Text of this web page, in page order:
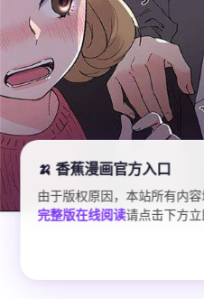
🍌 香蕉漫画官方入口
由于版权原因，本站所有内
完整版在线阅读请点击下方立